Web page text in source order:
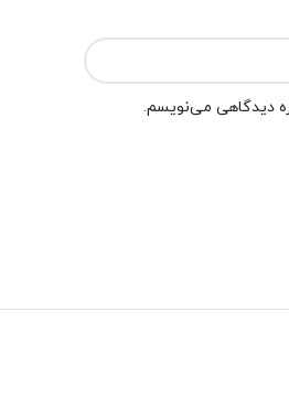
دیدگاهی می‌نویسم.